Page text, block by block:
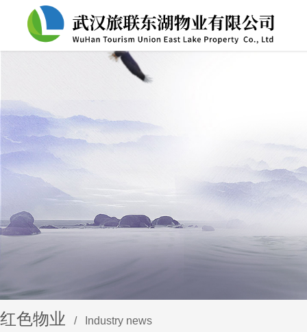
红色物业 / Industry news